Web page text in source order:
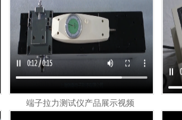
端子拉力测试仪产品展示视频